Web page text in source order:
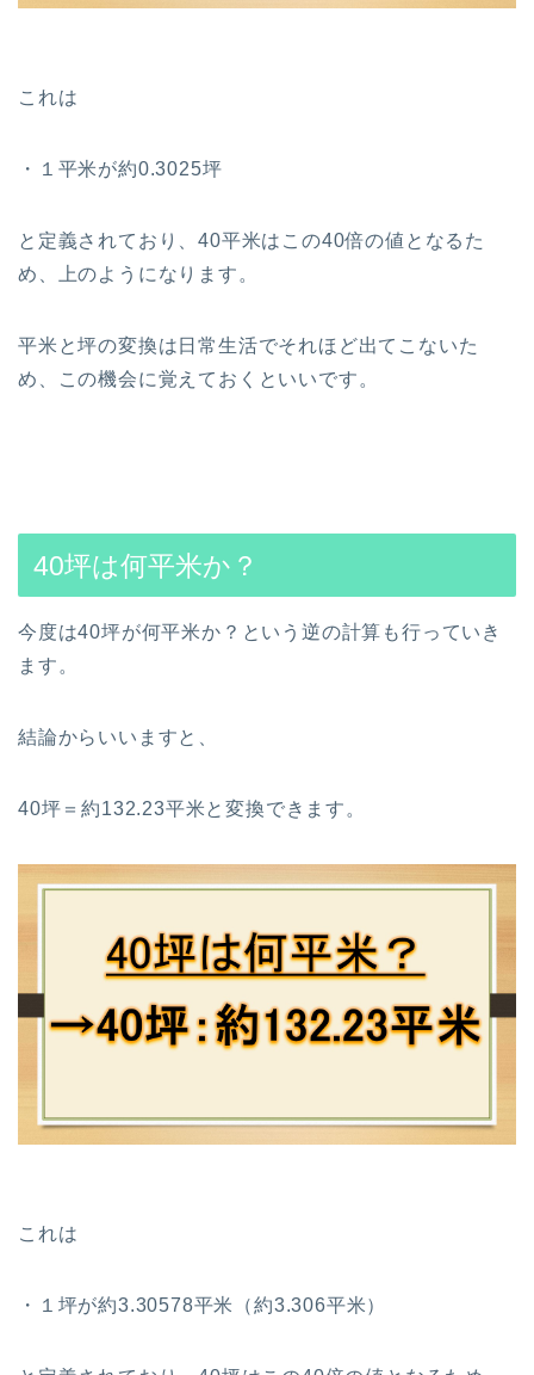
これは
・１平米が約0.3025坪
と定義されており、40平米はこの40倍の値となるた
め、上のようになります。
平米と坪の変換は日常生活でそれほど出てこないた
め、この機会に覚えておくといいです。
40坪は何平米か？
今度は40坪が何平米か？という逆の計算も行っていき
ます。
結論からいいますと、
40坪＝約132.23平米と変換できます。
これは
・１坪が約3.30578平米（約3.306平米）